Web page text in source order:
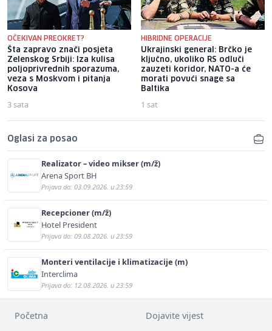
OČEKIVAN PREOKRET?
Šta zapravo znači posjeta
Zelenskog Srbiji: Iza kulisa
poljoprivrednih sporazuma,
veza s Moskvom i pitanja
Kosova
3 sata
HIBRIDNE OPERACIJE
Ukrajinski general: Brčko je
ključno, ukoliko RS odluči
zauzeti koridor, NATO-a će
morati povući snage sa
Baltika
1 sat
Oglasi za posao
Realizator – video mikser (m/ž)
Arena Sport BH
Prijava do: 03.09.2026. u 23:59
Recepcioner (m/ž)
Hotel President
Prijava do: 09.08.2026. u 23:59
Monteri ventilacije i klimatizacije (m)
Interclima
Prijava do: 12.08.2026. u 23:59
Početna Dojavite vijest